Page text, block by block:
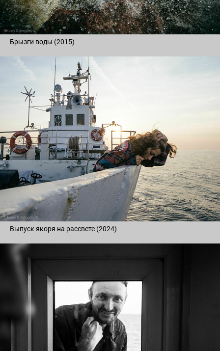
Брызги воды (2015)
Выпуск якоря на рассвете (2024)